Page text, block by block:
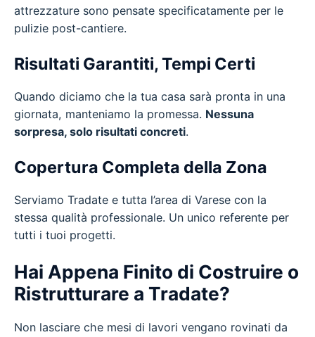
attrezzature sono pensate specificatamente per le
pulizie post-cantiere.
Risultati Garantiti, Tempi Certi
Quando diciamo che la tua casa sarà pronta in una
giornata, manteniamo la promessa. Nessuna
sorpresa, solo risultati concreti.
Copertura Completa della Zona
Serviamo Tradate e tutta l’area di Varese con la
stessa qualità professionale. Un unico referente per
tutti i tuoi progetti.
Hai Appena Finito di Costruire o
Ristrutturare a Tradate?
Non lasciare che mesi di lavori vengano rovinati da